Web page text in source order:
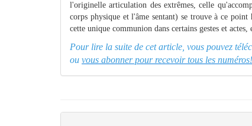
l'originelle articulation des extrêmes, celle
corps physique et l'âme sentant) se trouve à ce
cette unique communion dans certains gestes et
Pour lire la suite de cet article, vous pouvez
ou vous abonner pour recevoir tous les numéros!